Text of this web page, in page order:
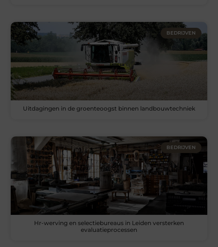
BEDRIJVEN
Uitdagingen in de groenteoogst binnen landbouwtechniek
BEDRIJVEN
Hr-werving en selectiebureaus in Leiden versterken
evaluatieprocessen